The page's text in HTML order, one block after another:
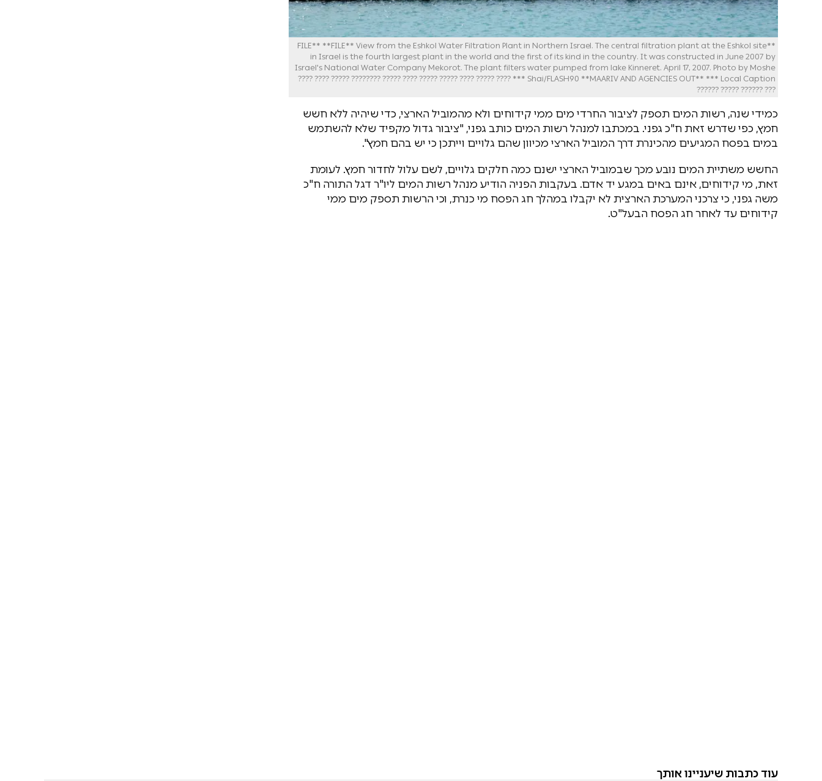
**FILE** **FILE** View from the Eshkol Water Filtration Plant in Northern Israel. The central filtration plant at the Eshkol site
in Israel is the fourth largest plant in the world and the first of its kind in the country. It was constructed in June 2007 by
Israel's National Water Company Mekorot. The plant filters water pumped from lake Kinneret. April 17, 2007. Photo by Moshe
Shai/FLASH90 **MAARIV AND AGENCIES OUT** *** Local Caption *** ???? ????? ???? ????? ????? ???? ????? ???????? ????? ???? ????
??? ?????? ????? ??????
כמידי שנה, רשות המים תספק לציבור החרדי מים ממי קידוחים ולא מהמוביל הארצי, כדי שיהיה ללא חשש
חמץ, כפי שדרש זאת ח"כ גפני. במכתבו למנהל רשות המים כותב גפני, "ציבור גדול מקפיד שלא להשתמש
במים בפסח המגיעים מהכינרת דרך המוביל הארצי מכיוון שהם גלויים וייתכן כי יש בהם חמץ".
החשש משתיית המים נובע מכך שבמוביל הארצי ישנם כמה חלקים גלויים, לשם עלול לחדור חמץ. לעומת
זאת, מי קידוחים, אינם באים במגע יד אדם. בעקבות הפניה הודיע מנהל רשות המים ליו"ר דגל התורה ח"כ
משה גפני, כי צרכני המערכת הארצית לא יקבלו במהלך חג הפסח מי כנרת, וכי הרשות תספק מים ממי
קידוחים עד לאחר חג הפסח הבעל"ט.
עוד כתבות שיעניינו אותך